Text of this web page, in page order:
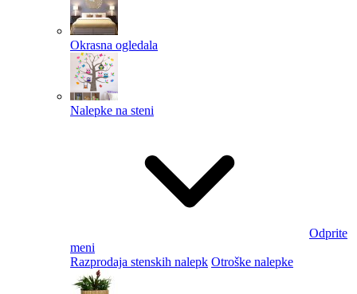
Okrasna ogledala
Nalepke na steni
Odprite
meni
Razprodaja stenskih nalepk Otroške nalepke